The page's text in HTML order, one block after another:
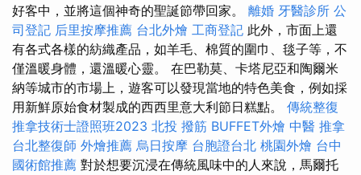
好客中，並將這個神奇的聖誕節帶回家。 離婚 牙醫診所 公
司登記 后里按摩推薦 台北外燴 工商登記 此外，市面上還
有各式各樣的紡織產品，如羊毛、棉質的圍巾、毯子等，不
僅溫暖身體，還溫暖心靈。 在巴勒莫、卡塔尼亞和陶爾米
納等城市的市場上，遊客可以發現當地的特色美食，例如採
用新鮮原始食材製成的西西里意大利節日糕點。 傳統整復
推拿技術士證照班2023 北投 撥筋 BUFFET外燴 中醫 推拿
台北整復師 外燴推薦 烏日按摩 台胞證台北 桃園外燴 台中
國術館推薦 對於想要沉浸在傳統風味中的人來說，馬爾托